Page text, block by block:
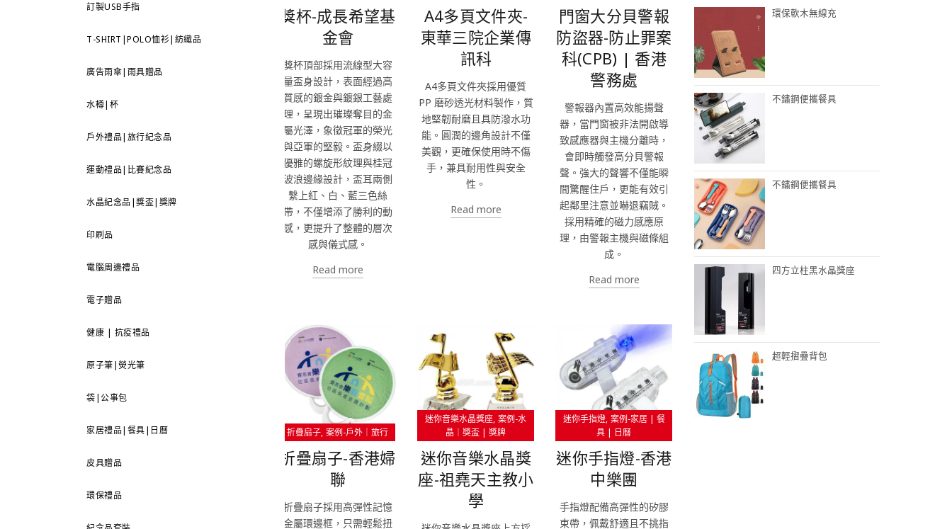
訂製USB手指
T-SHIRT|POLO恤衫|紡織品
廣告雨傘|雨具贈品
水樽|杯
戶外禮品|旅行紀念品
運動禮品|比賽紀念品
水晶紀念品|獎盃|獎牌
印刷品
電腦周邊禮品
電子贈品
健康 | 抗疫禮品
原子筆|熒光筆
袋|公事包
家居禮品|餐具|日曆
皮具贈品
環保禮品
獎杯-成長希望基
金會
獎杯頂部採用流線型大容
量盃身設計，表面經過高
質感的鍍金與鍍銀工藝處
理，呈現出璀璨奪目的金
屬光澤，象徵冠軍的榮光
與亞軍的堅毅。盃身綴以
優雅的螺旋形紋理與桂冠
波浪邊緣設計，盃耳兩側
繫上紅、白、藍三色絲
帶，不僅增添了勝利的動
感，更提升了整體的層次
感與儀式感。
Read more
A4多頁文件夾-
東華三院企業傳
訊科
A4多頁文件夾採用優質
PP 磨砂透光材料製作，質
地堅韌耐磨且具防潑水功
能。圓潤的邊角設計不僅
美觀，更確保使用時不傷
手，兼具耐用性與安全
性。
Read more
門窗大分貝警報
防盜器-防止罪案
科(CPB) | 香港
警務處
警報器內置高效能揚聲
器，當門窗被非法開啟導
致感應器與主機分離時，
會即時觸發高分貝警報
聲。強大的聲響不僅能瞬
間驚醒住戶，更能有效引
起鄰里注意並嚇退竊賊。
採用精確的磁力感應原
理，由警報主機與磁條組
成。
Read more
折疊扇子 案例-戶外｜旅行
折疊扇子-香港婦
聯
折疊扇子採用高彈性記憶
金屬環邊框，只需輕鬆扭
迷你音樂水晶獎座 案例-水
晶｜獎盃 | 獎牌
迷你音樂水晶獎
座-祖堯天主教小
學
迷你手指燈 案例-家居 | 餐
具 | 日曆
迷你手指燈-香港
中樂團
手指燈配備高彈性的矽膠
束帶，佩戴舒適且不挑指
環保軟木無線充
不鏽鋼便攜餐具
不鏽鋼便攜餐具
四方立柱黑水晶獎座
超輕摺疊背包